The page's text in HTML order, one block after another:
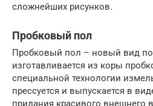
сложнейших рисунков.
Пробковый пол
Пробковый пол – новый вид
изготавливается из коры
специальной технологии
прессуется и выпускается в
придания красивого внешнего